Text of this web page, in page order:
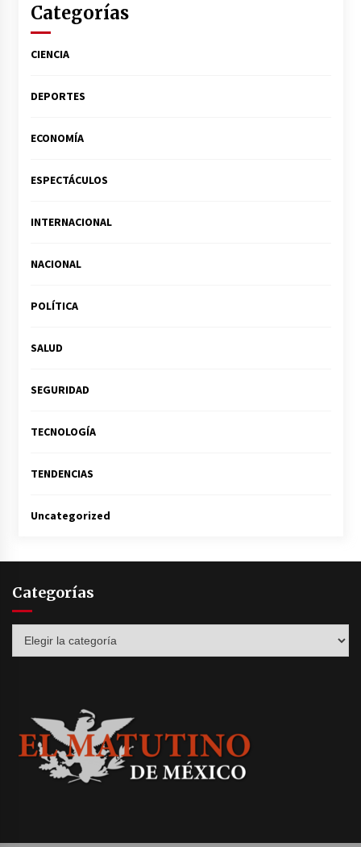
Categorías
CIENCIA
DEPORTES
ECONOMÍA
ESPECTÁCULOS
INTERNACIONAL
NACIONAL
POLÍTICA
SALUD
SEGURIDAD
TECNOLOGÍA
TENDENCIAS
Uncategorized
Categorías